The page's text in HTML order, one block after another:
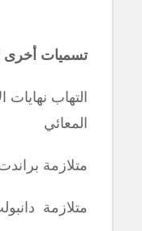
تسميات أخرى
التهاب نهايات
المعائي
متلازمة
متلازمة